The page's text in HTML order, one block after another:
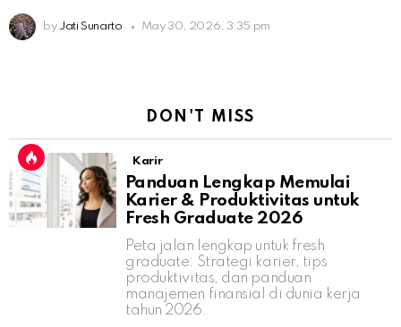
by Jati Sunarto May 30, 2026, 3:35 pm
DON'T MISS
Karir
Panduan Lengkap Memulai
Karier & Produktivitas untuk
Fresh Graduate 2026
Peta jalan lengkap untuk fresh
graduate: Strategi karier, tips
produktivitas, dan panduan
manajemen finansial di dunia kerja
tahun 2026.